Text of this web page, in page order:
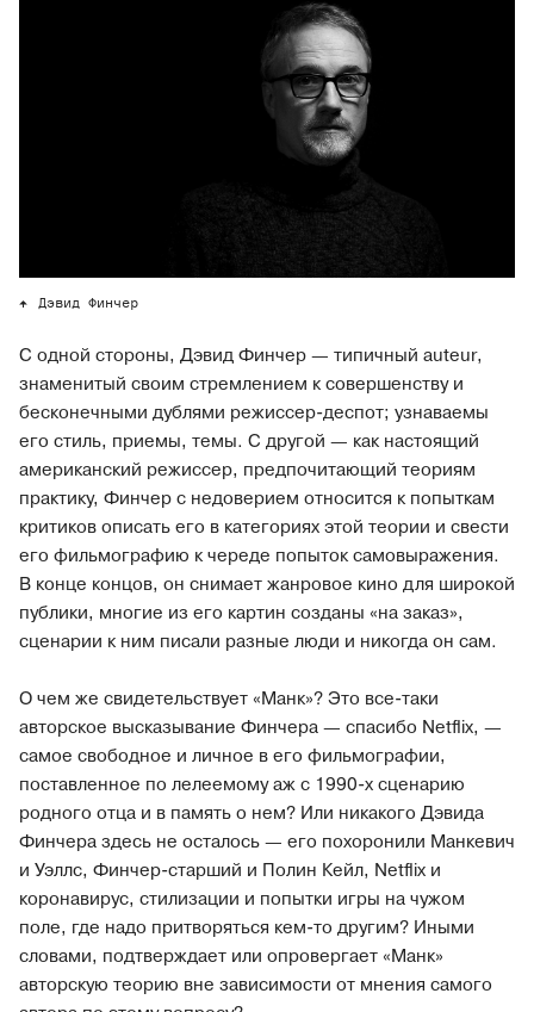
Дэвид Финчер
С одной стороны, Дэвид Финчер — типичный auteur,
знаменитый своим стремлением к совершенству и
бесконечными дублями режиссер-деспот; узнаваемы
его стиль, приемы, темы. С другой — как настоящий
американский режиссер, предпочитающий теориям
практику, Финчер с недоверием относится к попыткам
критиков описать его в категориях этой теории и свести
его фильмографию к череде попыток самовыражения.
В конце концов, он снимает жанровое кино для широкой
публики, многие из его картин созданы «на заказ»,
сценарии к ним писали разные люди и никогда он сам.
О чем же свидетельствует «Манк»? Это все-таки
авторское высказывание Финчера — спасибо Netflix, —
самое свободное и личное в его фильмографии,
поставленное по лелеемому аж с 1990-х сценарию
родного отца и в память о нем? Или никакого Дэвида
Финчера здесь не осталось — его похоронили Манкевич
и Уэллс, Финчер-старший и Полин Кейл, Netflix и
коронавирус, стилизации и попытки игры на чужом
поле, где надо притворяться кем-то другим? Иными
словами, подтверждает или опровергает «Манк»
авторскую теорию вне зависимости от мнения самого